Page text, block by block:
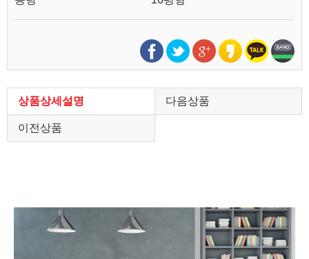
상품상세설명 다음상품
이전상품